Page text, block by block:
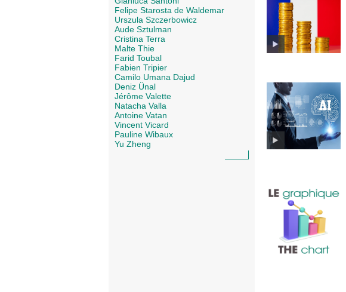
Felipe Starosta de Waldemar
Urszula Szczerbowicz
Aude Sztulman
Cristina Terra
Malte Thie
Farid Toubal
Fabien Tripier
Camilo Umana Dajud
Deniz Ünal
Jérôme Valette
Natacha Valla
Antoine Vatan
Vincent Vicard
Pauline Wibaux
Yu Zheng